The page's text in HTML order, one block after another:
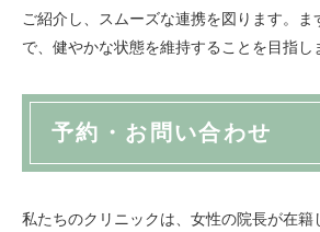
ご紹介し、スムーズな連携を図ります。ま
で、健やかな状態を維持することを目指し
予約・お問い合わせ
私たちのクリニックは、女性の院長が在籍